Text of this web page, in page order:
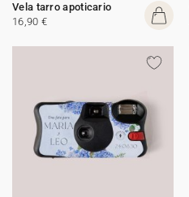
Vela tarro apoticario
16,90 €